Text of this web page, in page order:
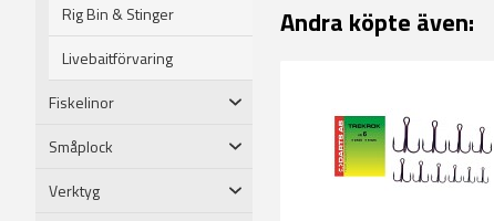
Rig Bin & Stinger
Livebaitförvaring
Fiskelinor
Småplock
Verktyg
Andra köpte även: